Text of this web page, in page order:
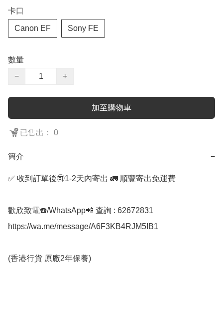
卡口
Canon EF Sony FE
數量
−
+
加至購物車
已售出： 0
簡介 −
✅ 收到訂單後🉑1-2天內寄出 🚛 順豐寄出免運費
歡欣致電☎️/WhatsApp📲 查詢 : 62672831
https://wa.me/message/A6F3KB4RJM5IB1
(香港行貨 原廠2年保養)